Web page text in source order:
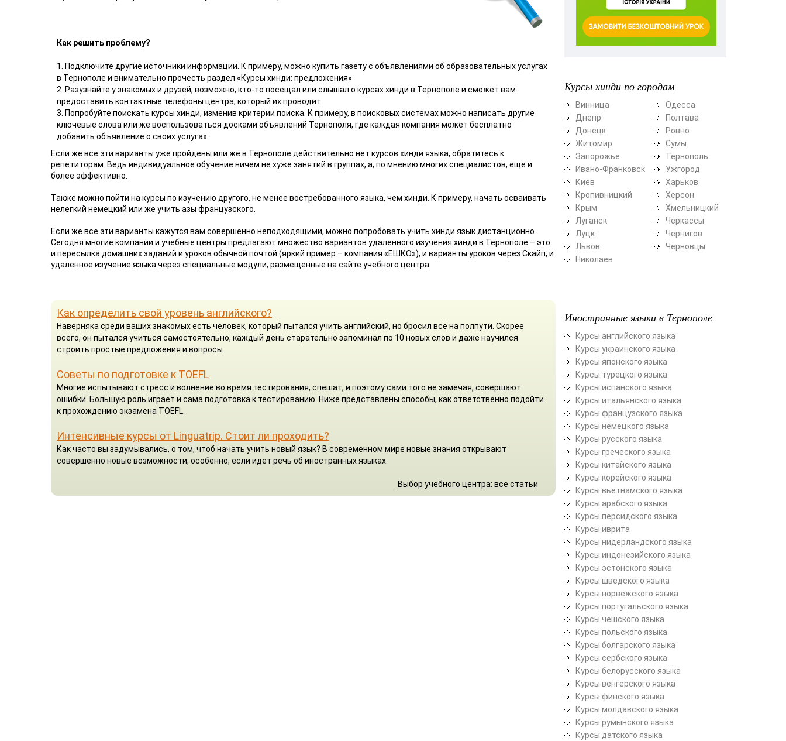
Как решить проблему?
1. Подключите другие источники информации. К примеру, можно купить газету с объявлениями об образовательных услугах
в Тернополе и внимательно прочесть раздел «Курсы хинди: предложения»
2. Разузнайте у знакомых и друзей, возможно, кто-то посещал или слышал о курсах хинди в Тернополе и сможет вам
предоставить контактные телефоны центра, который их проводит.
3. Попробуйте поискать курсы хинди, изменив критерии поиска. К примеру, в поисковых системах можно написать другие
ключевые слова или же воспользоваться досками объявлений Тернополя, где каждая компания может бесплатно
добавить объявление о своих услугах.
Если же все эти варианты уже пройдены или же в Тернополе действительно нет курсов хинди языка, обратитесь к
репетиторам. Ведь индивидуальное обучение ничем не хуже занятий в группах, а, по мнению многих специалистов, еще и
более эффективно.
Также можно пойти на курсы по изучению другого, не менее востребованного языка, чем хинди. К примеру, начать осваивать
нелегкий немецкий или же учить азы французского.
Если же все эти варианты кажутся вам совершенно неподходящими, можно попробовать учить хинди язык дистанционно.
Сегодня многие компании и учебные центры предлагают множество вариантов удаленного изучения хинди в Тернополе – это
и пересылка домашних заданий и уроков обычной почтой (яркий пример – компания «ЕШКО»), и варианты уроков через Скайп, и
удаленное изучение языка через специальные модули, размещенные на сайте учебного центра.
Как определить свой уровень английского?
Наверняка среди ваших знакомых есть человек, который пытался учить английский, но бросил всё на полпути. Скорее
всего, он пытался учиться самостоятельно, каждый день старательно запоминал по 10 новых слов и даже научился
строить простые предложения и вопросы.
Советы по подготовке к TOEFL
Многие испытывают стресс и волнение во время тестирования, спешат, и поэтому сами того не замечая, совершают
ошибки. Большую роль играет и сама подготовка к тестированию. Ниже представлены способы, как ответственно подойти
к прохождению экзамена TOEFL.
Интенсивные курсы от Linguatrip. Стоит ли проходить?
Как часто вы задумывались, о том, чтоб начать учить новый язык? В современном мире новые знания открывают
совершенно новые возможности, особенно, если идет речь об иностранных языках.
Выбор учебного центра: все статьи
Курсы хинди по городам
Винница
Днепр
Донецк
Житомир
Запорожье
Ивано-Франковск
Киев
Кропивницкий
Крым
Луганск
Луцк
Львов
Николаев
Одесса
Полтава
Ровно
Сумы
Тернополь
Ужгород
Харьков
Херсон
Хмельницкий
Черкассы
Чернигов
Черновцы
Иностранные языки в Тернополе
Курсы английского языка
Курсы украинского языка
Курсы японского языка
Курсы турецкого языка
Курсы испанского языка
Курсы итальянского языка
Курсы французского языка
Курсы немецкого языка
Курсы русского языка
Курсы греческого языка
Курсы китайского языка
Курсы корейского языка
Курсы вьетнамского языка
Курсы арабского языка
Курсы персидского языка
Курсы иврита
Курсы нидерландского языка
Курсы индонезийского языка
Курсы эстонского языка
Курсы шведского языка
Курсы норвежского языка
Курсы португальского языка
Курсы чешского языка
Курсы польского языка
Курсы болгарского языка
Курсы сербского языка
Курсы белорусского языка
Курсы венгерского языка
Курсы финского языка
Курсы молдавского языка
Курсы румынского языка
Курсы датского языка